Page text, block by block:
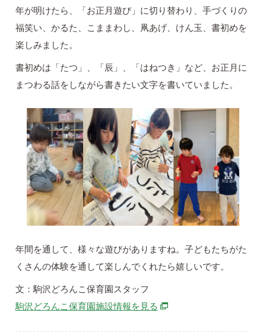
年が明けたら、「お正月遊び」に切り替わり、手づくりの
福笑い、かるた、こままわし、凧あげ、けん玉、書初めを
楽しみました。
書初めは「たつ」、「辰」、「はねつき」など、お正月に
まつわる話をしながら書きたい文字を書いていました。
年間を通して、様々な遊びがありますね。子どもたちがた
くさんの体験を通して楽しんでくれたら嬉しいです。
文：駒沢どろんこ保育園スタッフ
駒沢どろんこ保育園施設情報を見る 別ウィンドウで開きます